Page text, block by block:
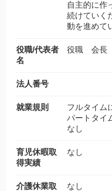
自主的に作
続けていく
動を進めて
役職/代表者
名
役職 会長
法人番号
就業規則
フルタイ
パートタイ
なし
育児休暇取
得実績
なし
介護休業取
なし